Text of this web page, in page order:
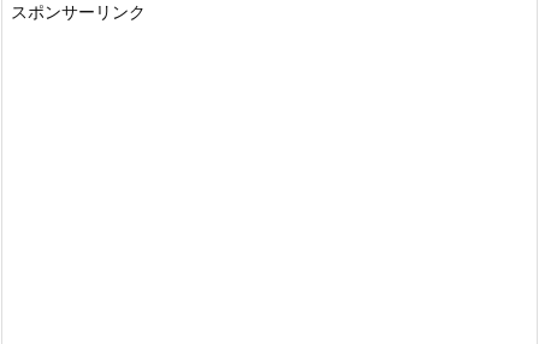
スポンサーリンク